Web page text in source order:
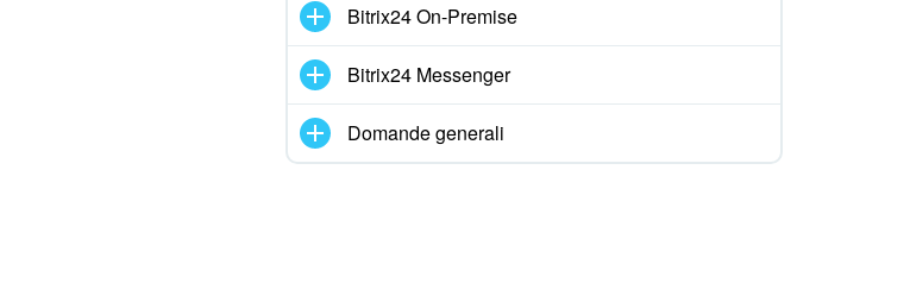
Bitrix24 On-Premise
Bitrix24 Messenger
Domande generali